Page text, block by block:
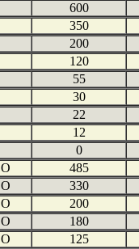
600
350
200
120
55
30
22
12
0
485
330
200
180
125